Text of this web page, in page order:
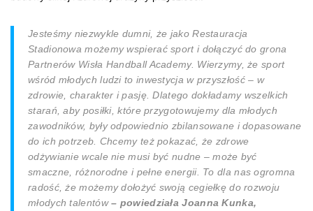
Jesteśmy niezwykle dumni, że jako Restauracja
Stadionowa możemy wspierać sport i dołączyć do grona
Partnerów Wisła Handball Academy. Wierzymy, że sport
wśród młodych ludzi to inwestycja w przyszłość – w
zdrowie, charakter i pasję. Dlatego dokładamy wszelkich
starań, aby posiłki, które przygotowujemy dla młodych
zawodników, były odpowiednio zbilansowane i dopasowane
do ich potrzeb. Chcemy też pokazać, że zdrowe
odżywianie wcale nie musi być nudne – może być
smaczne, różnorodne i pełne energii. To dla nas ogromna
radość, że możemy dołożyć swoją cegiełkę do rozwoju
młodych talentów– powiedziała Joanna Kunka,